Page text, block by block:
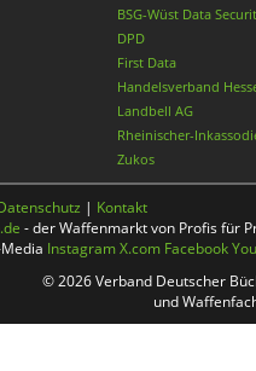
BSG-Wüst Data
DPD
First Data
Handelsverband
Landbell AG
Rheinischer-
Zukos
| Kontakt
- der Waffenmarkt von Profis für
InstagramX.com Facebook
© 2026 Verband Deutscher
und